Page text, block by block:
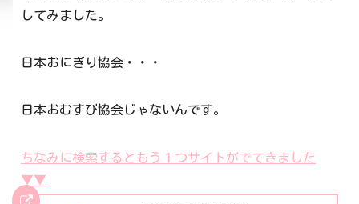
してみました。
日本おにぎり協会・・・
日本おむすび協会じゃないんです。
ちなみに検索するともう１つサイトがでてきました
▼▼